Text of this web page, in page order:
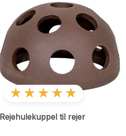
★★★★★
Rejehulekuppel til rejer